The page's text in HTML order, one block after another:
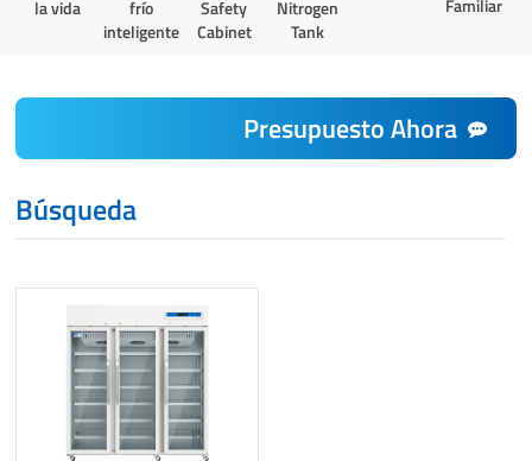
la vida
frío
inteligente
Safety
Cabinet
Nitrogen
Tank
Familiar
Presupuesto Ahora
Búsqueda